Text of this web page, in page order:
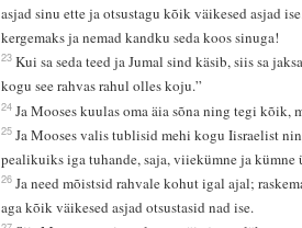
asjad sinu ette ja otsustagu kõik väikesed asjad
kergemaks ja nemad kandku seda koos sinuga!
23 Kui sa seda teed ja Jumal sind käsib, siis sa
kogu see rahvas rahul olles koju.”
24 Ja Mooses kuulas oma äia sõna ning tegi kõik,
25 Ja Mooses valis tublisid mehi kogu Iisraelist
pealikuiks iga tuhande, saja, viiekümne ja kümne
26 Ja need mõistsid rahvale kohut igal ajal;
aga kõik väikesed asjad otsustasid nad ise.